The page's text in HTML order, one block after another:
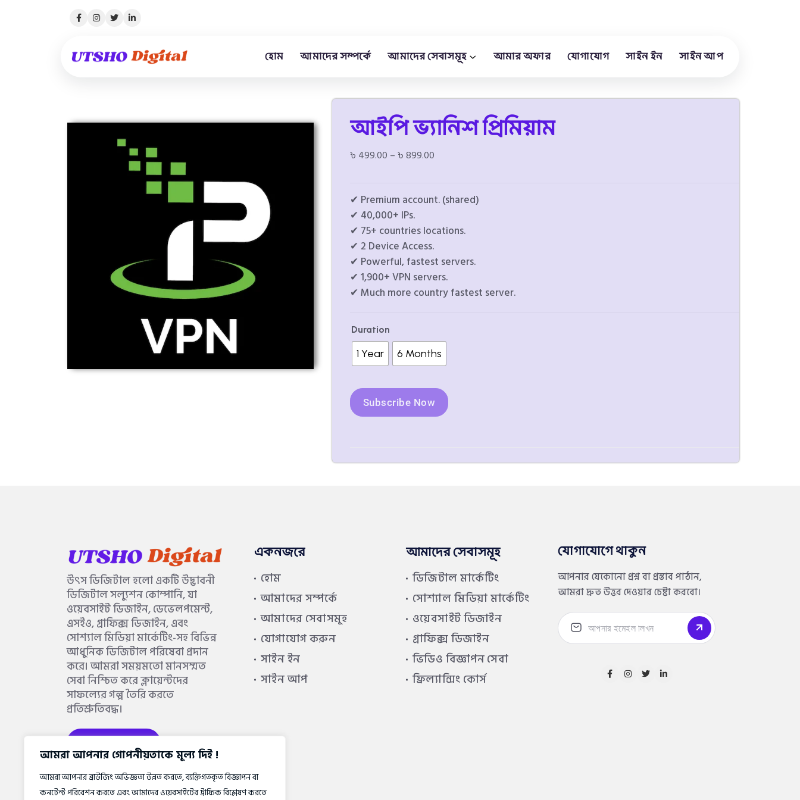
আমরা আপনার গোপনীয়তাকে মূল্য দিই !
আমরা আপনার ব্রাউজিং অভিজ্ঞতা উন্নত করতে, ব্যক্তিগতকৃত বিজ্ঞাপন বা
কনটেন্ট পরিবেশন করতে এবং আমাদের ওয়েবসাইটের ট্রাফিক বিশ্লেষণ করতে
হোম আমাদের সম্পর্কে আমাদের সেবাসমূহ আমার অফার যোগাযোগ সাইন ইন সাইন আপ
আইপি ভ্যানিশ প্রিমিয়াম
৳ 499.00 –৳899.00
✔ Premium account. (shared)
✔ 40,000+ IPs.
✔ 75+ countries locations.
✔ 2 Device Access.
✔ Powerful, fastest servers.
✔ 1,900+ VPN servers.
✔ Much more country fastest server.
Duration
1 Year 6 Months
Subscribe Now
উৎস ডিজিটাল হলো একটি উদ্ভাবনী
ডিজিটাল সল্যুশন কোম্পানি, যা
ওয়েবসাইট ডিজাইন, ডেভেলপমেন্ট,
এসইও, গ্রাফিক্স ডিজাইন, এবং
সোশ্যাল মিডিয়া মার্কেটিং-সহ বিভিন্ন
আধুনিক ডিজিটাল পরিষেবা প্রদান
করে। আমরা সময়মতো মানসম্মত
সেবা নিশ্চিত করে ক্লায়েন্টদের
সাফল্যের গল্প তৈরি করতে
প্রতিশ্রুতিবদ্ধ।
একনজরে
হোম
আমাদের সম্পর্কে
আমাদের সেবাসমূহ
যোগাযোগ করুন
সাইন ইন
সাইন আপ
আমাদের সেবাসমূহ
ডিজিটাল মার্কেটিং
সোশ্যাল মিডিয়া মার্কেটিং
ওয়েবসাইট ডিজাইন
গ্রাফিক্স ডিজাইন
ভিডিও বিজ্ঞাপন সেবা
ফ্রিল্যান্সিং কোর্স
যোগাযোগে থাকুন
আপনার যেকোনো প্রশ্ন বা প্রস্তাব পাঠান,
আমরা দ্রুত উত্তর দেওয়ার চেষ্টা করবো।